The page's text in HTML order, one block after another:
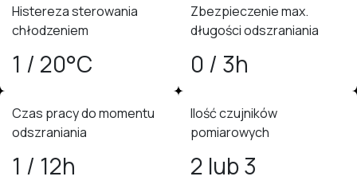
Histereza sterowania
chłodzeniem
1 / 20°C
Zbezpieczenie max.
długości odszraniania
0 / 3h
Czas pracy do momentu
odszraniania
1 / 12h
Ilość czujników
pomiarowych
2 lub 3